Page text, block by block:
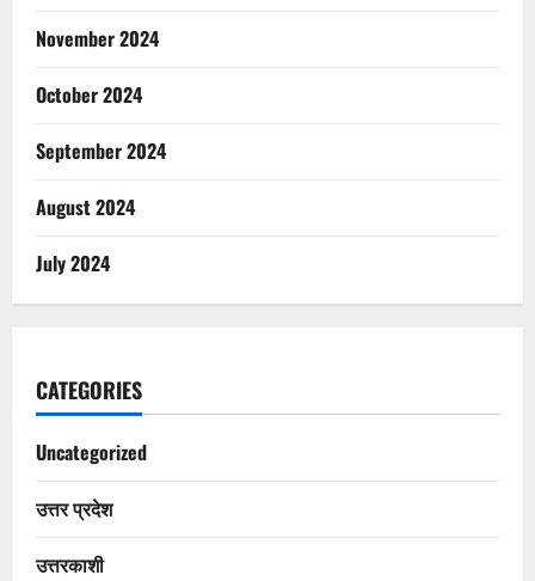
November 2024
October 2024
September 2024
August 2024
July 2024
CATEGORIES
Uncategorized
उत्तर प्रदेश
उत्तरकाशी